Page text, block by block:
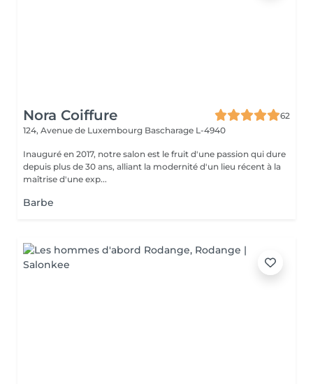
Nora Coiffure
62
124, Avenue de Luxembourg Bascharage L-4940
Inauguré en 2017, notre salon est le fruit d'une passion qui dure
depuis plus de 30 ans, alliant la modernité d'un lieu récent à la
maîtrise d'une exp...
Barbe